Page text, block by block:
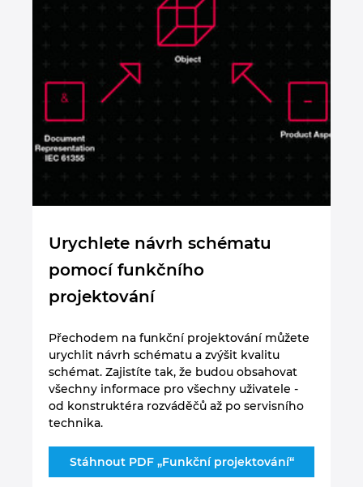
Urychlete návrh schématu
pomocí funkčního
projektování
Přechodem na funkční projektování můžete
urychlit návrh schématu a zvýšit kvalitu
schémat. Zajistíte tak, že budou obsahovat
všechny informace pro všechny uživatele -
od konstruktéra rozváděčů až po servisního
technika.
Stáhnout PDF „Funkční projektování“